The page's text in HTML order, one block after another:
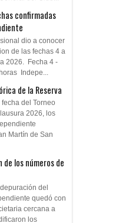
confirmadas
dio a conocer
de las fechas 4 a
2026. Fecha 4 -
Indepe...
de la Reserva
del Torneo
2026, los
Martín de San
los números de
del
quedó con
cercana a
los